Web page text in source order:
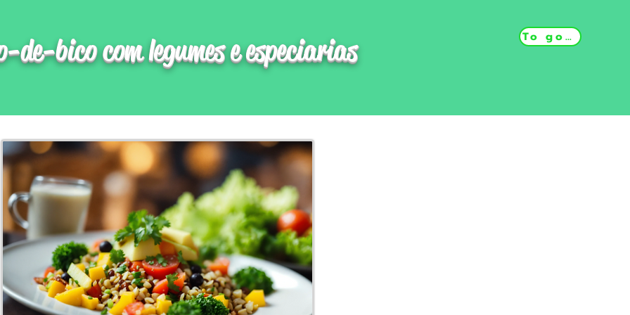
de-bico com legumes e especiarias To go back